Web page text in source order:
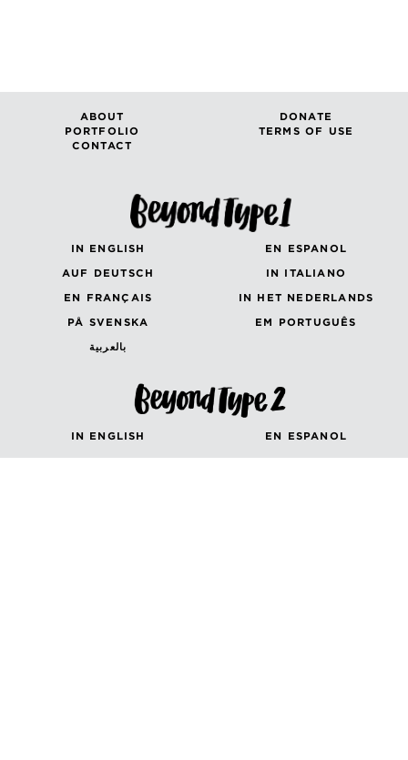
ABOUT
DONATE
PORTFOLIO
TERMS OF USE
CONTACT
IN ENGLISH
EN ESPANOL
AUF DEUTSCH
IN ITALIANO
EN FRANÇAIS
IN HET NEDERLANDS
PÅ SVENSKA
EM PORTUGUÊS
بالعربية
IN ENGLISH EN ESPANOL